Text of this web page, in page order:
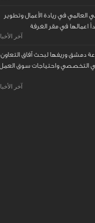
العالمي في ريادة الأعمال وتطوير
اعمالها في مقر الغرفة
آخر
دمشق وريفها لبحث آفاق التعاون
التخصصي واحتياجات سوق
آخر